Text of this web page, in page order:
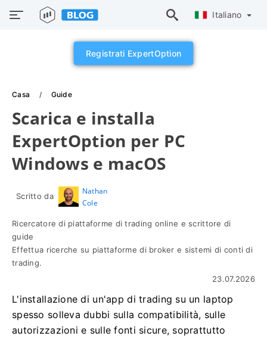
Italiano
Registrati ExpertOption
Casa Guide
Scarica e installa
ExpertOption per PC
Windows e macOS
Scritto da
Nathan
Cole
Ricercatore di piattaforme di trading online e scrittore di
guide
Effettua ricerche su piattaforme di broker e sistemi di conti di
trading.
23.07.2026
L'installazione di un'app di trading su un laptop
spesso solleva dubbi sulla compatibilità, sulle
autorizzazioni e sulle fonti sicure, soprattutto